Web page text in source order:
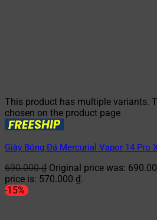
This product has multiple variants.
chosen on the product page
Giày Bóng Đá Mercurial Vapor 14 Pro
690.000₫ Original price was:
price is: 570.000 ₫.
-15%